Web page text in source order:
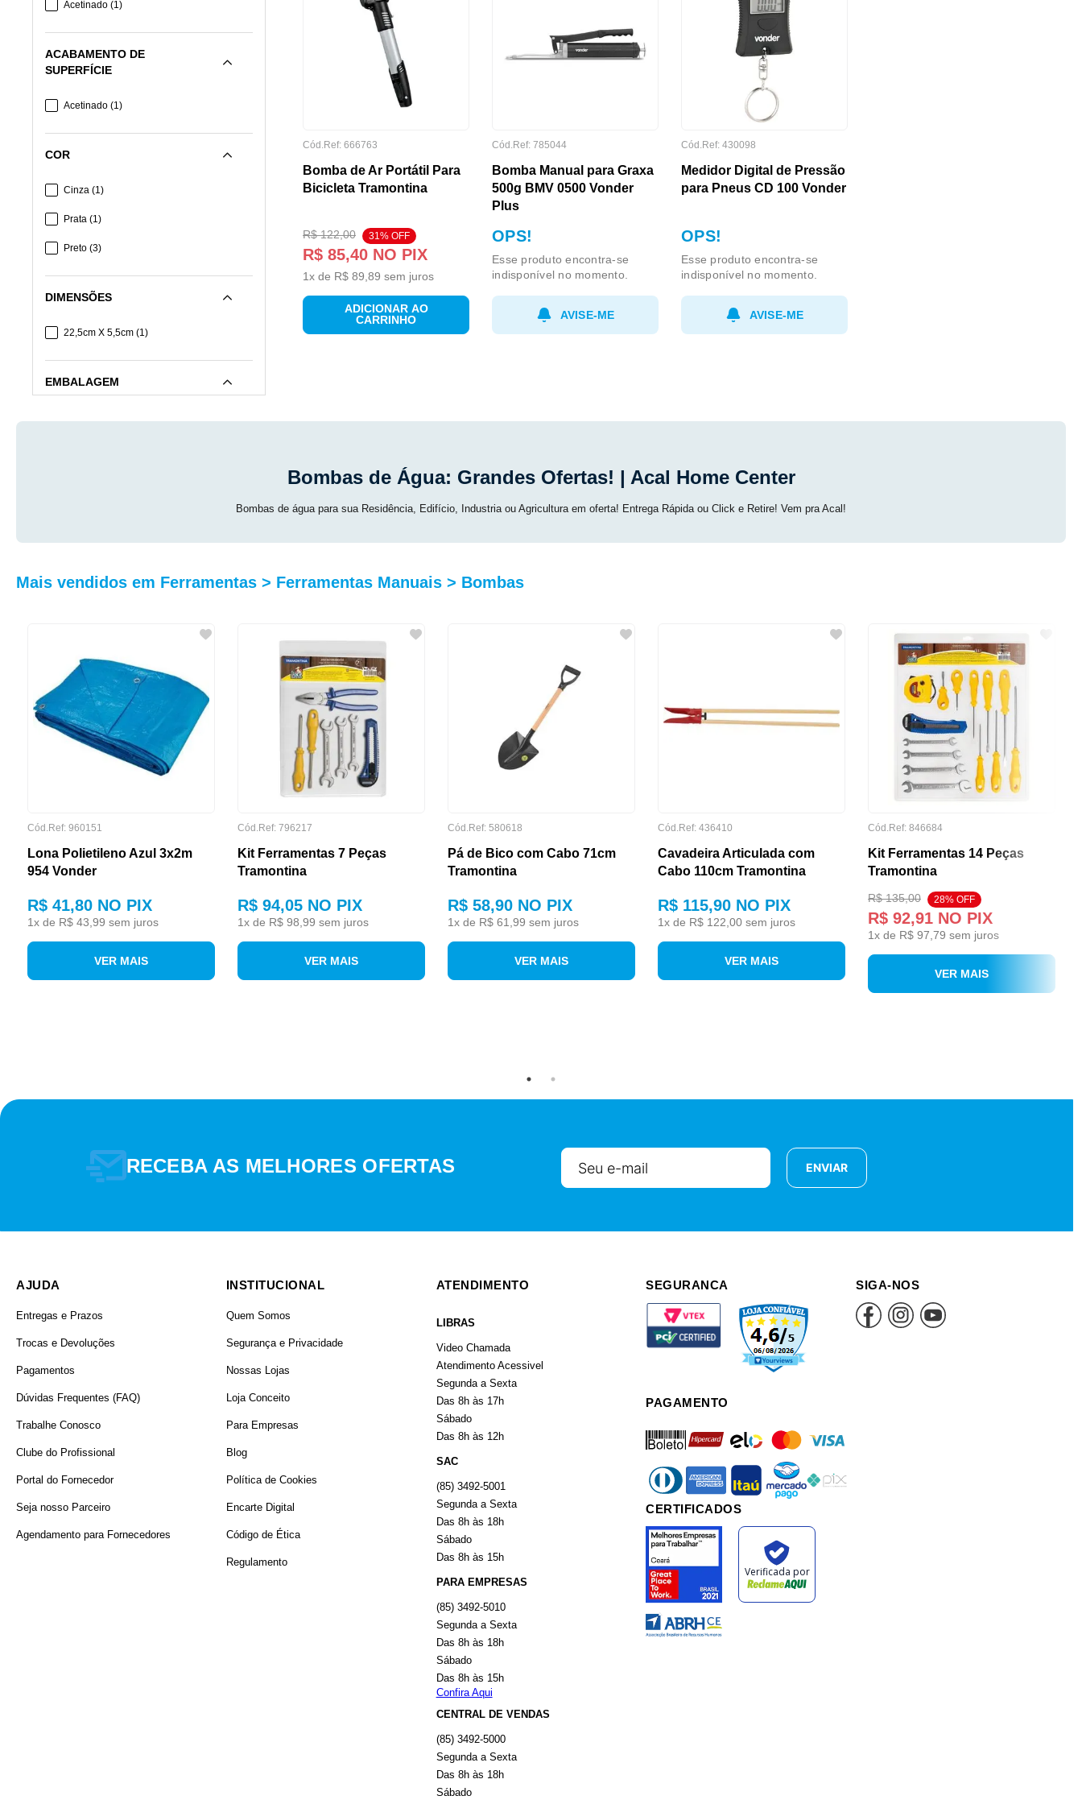
Acetinado (1)
ACABAMENTO DE
SUPERFÍCIE
Acetinado (1)
COR
Cinza (1)
Prata (1)
Preto (3)
DIMENSÕES
22,5cm X 5,5cm (1)
EMBALAGEM
GARANTIA
TIPO DE MATERIAL
Cód.Ref: 666763
Bomba de Ar Portátil Para
Bicicleta Tramontina
R$ 122,00 31% OFF
R$ 85,40 NO PIX
1x de R$ 89 89 sem juros
ADICIONAR AO
CARRINHO
Cód.Ref: 785044
Bomba Manual para Graxa
500g BMV 0500 Vonder
Plus
OPS!
Esse produto encontra-se
indisponível no momento.
AVISE-ME
Cód.Ref: 430098
Medidor Digital de Pressão
para Pneus CD 100 Vonder
OPS!
Esse produto encontra-se
indisponível no momento.
AVISE-ME
Bombas de Água: Grandes Ofertas! | Acal Home Center
Bombas de água para sua Residência, Edifício, Industria ou Agricultura em oferta! Entrega Rápida ou Click e Retire! Vem pra Acal!
Mais vendidos em Ferramentas > Ferramentas Manuais > Bombas
Cód.Ref: 960151
Lona Polietileno Azul 3x2m
954 Vonder
R$ 41,80 NO PIX
1x de R$ 43,99 sem juros
VER MAIS
Cód.Ref: 796217
Kit Ferramentas 7 Peças
Tramontina
R$ 94,05 NO PIX
1x de R$ 98,99 sem juros
VER MAIS
Cód.Ref: 580618
Pá de Bico com Cabo 71cm
Tramontina
R$ 58,90 NO PIX
1x de R$ 61,99 sem juros
VER MAIS
Cód.Ref: 436410
Cavadeira Articulada com
Cabo 110cm Tramontina
R$ 115,90 NO PIX
1x de R$ 122,00 sem juros
VER MAIS
Cód.Ref: 846684
Kit Ferramentas 14 Peças
Tramontina
R$ 135,00 28% OFF
R$ 92,91 NO PIX
1x de R$ 97,79 sem juros
VER MAIS
RECEBA AS MELHORES OFERTAS ENVIAR
AJUDA
Entregas e Prazos
Trocas e Devoluções
Pagamentos
Dúvidas Frequentes (FAQ)
Trabalhe Conosco
Clube do Profissional
Portal do Fornecedor
Seja nosso Parceiro
Agendamento para Fornecedores
INSTITUCIONAL
Quem Somos
Segurança e Privacidade
Nossas Lojas
Loja Conceito
Para Empresas
Blog
Política de Cookies
Encarte Digital
Código de Ética
Regulamento
ATENDIMENTO
LIBRAS
Video Chamada
Atendimento Acessivel
Segunda a Sexta
Das 8h às 17h
Sábado
Das 8h às 12h
SAC
(85) 3492-5001
Segunda a Sexta
Das 8h às 18h
Sábado
Das 8h às 15h
PARA EMPRESAS
(85) 3492-5010
Segunda a Sexta
Das 8h às 18h
Sábado
Das 8h às 15h
Confira Aqui
CENTRAL DE VENDAS
(85) 3492-5000
Segunda a Sexta
Das 8h às 18h
Sábado
SEGURANCA
PAGAMENTO
boleto mastercard
diners american itau mercadopago
CERTIFICADOS
SIGA-NOS